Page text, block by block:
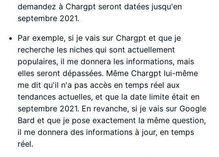
demandez à Chargpt seront datées jusqu'en
septembre 2021.
Par exemple, si je vais sur Chargpt et que je
recherche les niches qui sont actuellement
populaires, il me donnera les informations, mais
elles seront dépassées. Même Chargpt lui-même
me dit qu'il n'a pas accès en temps réel aux
tendances actuelles, et que la date limite était en
septembre 2021. En revanche, si je vais sur Google
Bard et que je pose exactement la même question,
il me donnera des informations à jour, en temps
réel.